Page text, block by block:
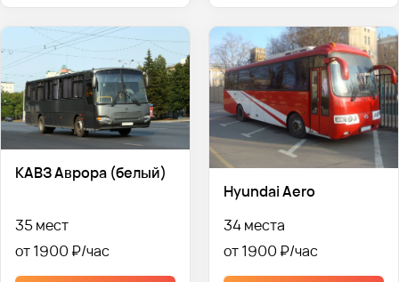
КАВЗ Аврора (белый)
35 мест
от 1900 ₽
Hyundai Aero
34 места
от 1900 ₽